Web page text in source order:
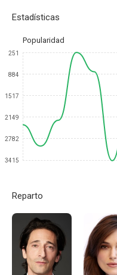
Estadísticas
Popularidad
251
884
1517
2149
2782
3415
Reparto